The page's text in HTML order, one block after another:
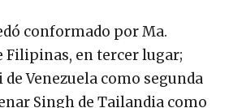
conformado por Ma.
Filipinas, en tercer lugar;
Venezuela como segunda
Singh de Tailandia como